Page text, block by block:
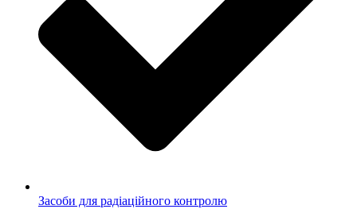
Засоби для радіаційного контролю